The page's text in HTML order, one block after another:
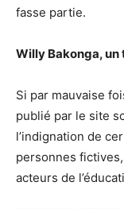
fasse partie.
Willy Bakonga, un
Si par mauvaise
publié par le site
l’indignation de
personnes
acteurs de